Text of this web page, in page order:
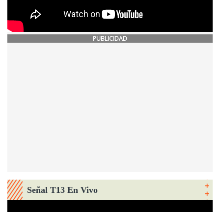
PUBLICIDAD
Señal T13 En Vivo